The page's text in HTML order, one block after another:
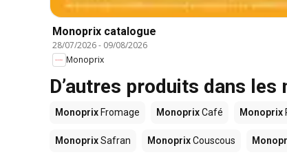
Monoprix catalogue
28/07/2026- 09/08/2026
Monoprix
D’autres produits dans
Monoprix Fromage MonoprixCafé Monoprix
MonoprixSafran MonoprixCouscous